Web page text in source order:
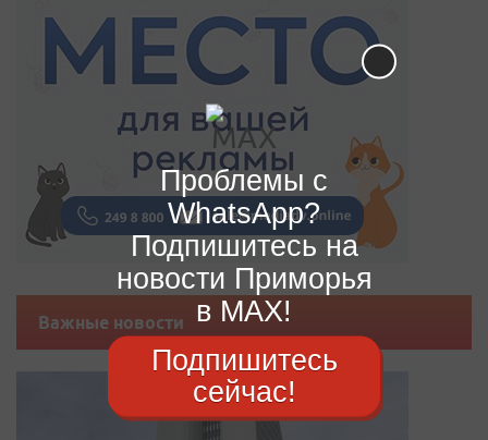
Важные новости
Проблемы с
WhatsApp?
Подпишитесь на
новости Приморья
в MAX!
Подпишитесь
сейчас!